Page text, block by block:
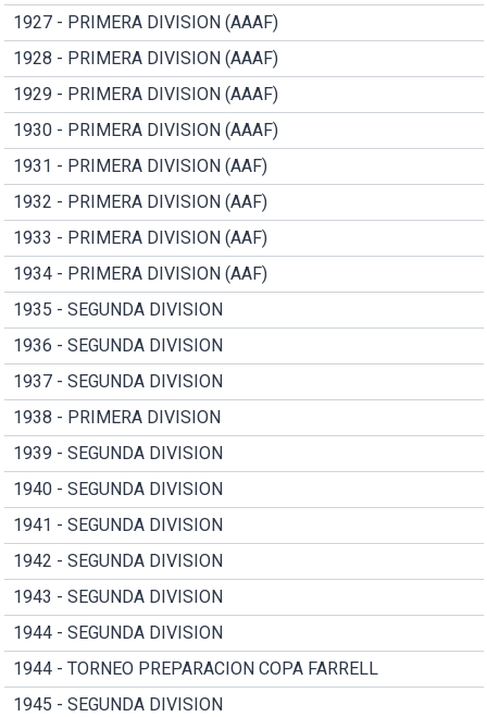
1927 - PRIMERA DIVISION (AAAF)
1928 - PRIMERA DIVISION (AAAF)
1929 - PRIMERA DIVISION (AAAF)
1930 - PRIMERA DIVISION (AAAF)
1931 - PRIMERA DIVISION (AAF)
1932 - PRIMERA DIVISION (AAF)
1933 - PRIMERA DIVISION (AAF)
1934 - PRIMERA DIVISION (AAF)
1935 - SEGUNDA DIVISION
1936 - SEGUNDA DIVISION
1937 - SEGUNDA DIVISION
1938 - PRIMERA DIVISION
1939 - SEGUNDA DIVISION
1940 - SEGUNDA DIVISION
1941 - SEGUNDA DIVISION
1942 - SEGUNDA DIVISION
1943 - SEGUNDA DIVISION
1944 - SEGUNDA DIVISION
1944 - TORNEO PREPARACION COPA FARRELL
1945 - SEGUNDA DIVISION